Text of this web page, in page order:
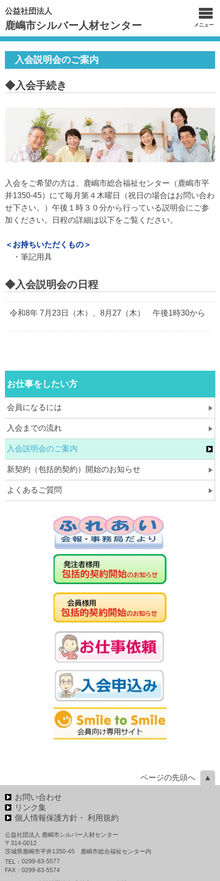
公益社団法人
鹿嶋市シルバー人材センター メニュー
入会説明会のご案内
◆入会手続き
入会をご希望の方は、鹿嶋市総合福祉センター（鹿嶋市平
井1350-45）にて毎月第４木曜日（祝日の場合はお問い合わ
せ下さい。）午後１時３０分から行っている説明会にご参
加ください。日程の詳細は以下をご覧ください。
＜お持ちいただくもの＞
・筆記用具
◆入会説明会の日程
令和8年 7月23日（木）、8月27（木） 午後1時30から
お仕事をしたい方
会員になるには
入会までの流れ
入会説明会のご案内
新契約（包括的契約）開始のお知らせ
よくあるご質問
ページの先頭へ
お問い合わせ
リンク集
個人情報保護方針・ 利用規約
公益社団法人 鹿嶋市シルバー人材センター
〒314-0012
茨城県鹿嶋市平井1350‐45 鹿嶋市総合福祉センター内
TEL： 0299-83-5577
FAX： 0299-83-5574